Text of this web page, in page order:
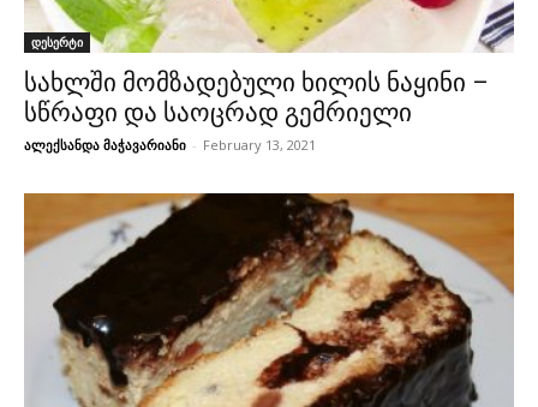
დესერტი
სახლში მომზადებული ხილის ნაყინი –
სწრაფი და საოცრად გემრიელი
ალექსანდა მაჭავარიანი - February 13, 2021